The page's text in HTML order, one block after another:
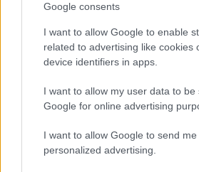
Google consents
I want to allow Google to enable
related to advertising like cookies
device identifiers in apps.
I want to allow my user data to be
Google for online advertising
I want to allow Google to send me
personalized advertising.